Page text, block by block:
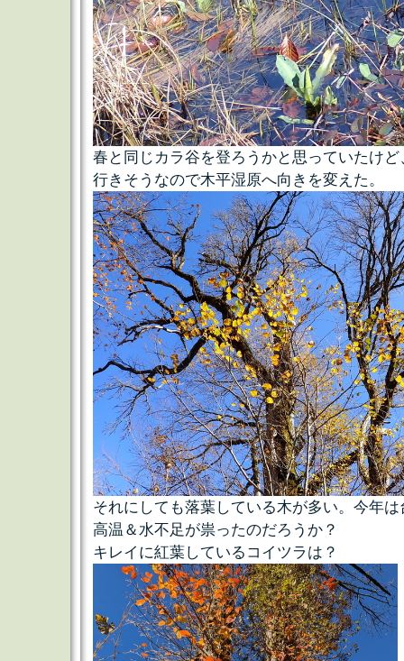
春と同じカラ谷を登ろうかと思っていたけ
行きそうなので木平湿原へ向きを変えた。
それにしても落葉している木が多い。今年
高温＆水不足が祟ったのだろうか？
キレイに紅葉しているコイツラは？